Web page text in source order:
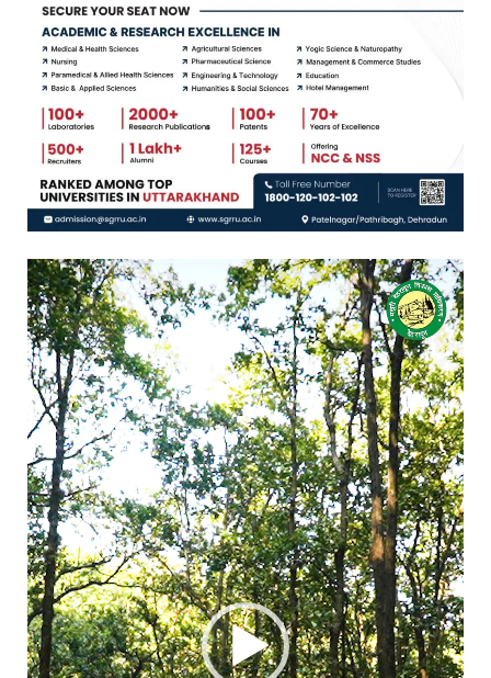
Video
Player